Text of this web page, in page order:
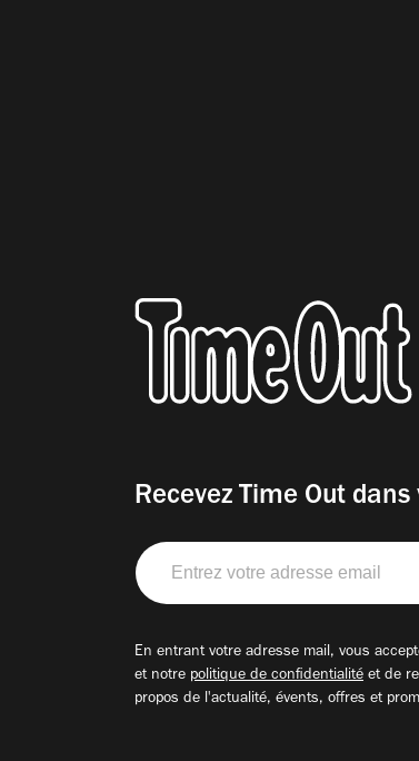
Recevez Time Out
Entrez
votre
adresse
En entrant votre adresse mail, vous
et notre politique de confidentialité et de
propos de l'actualité, évents, offres et